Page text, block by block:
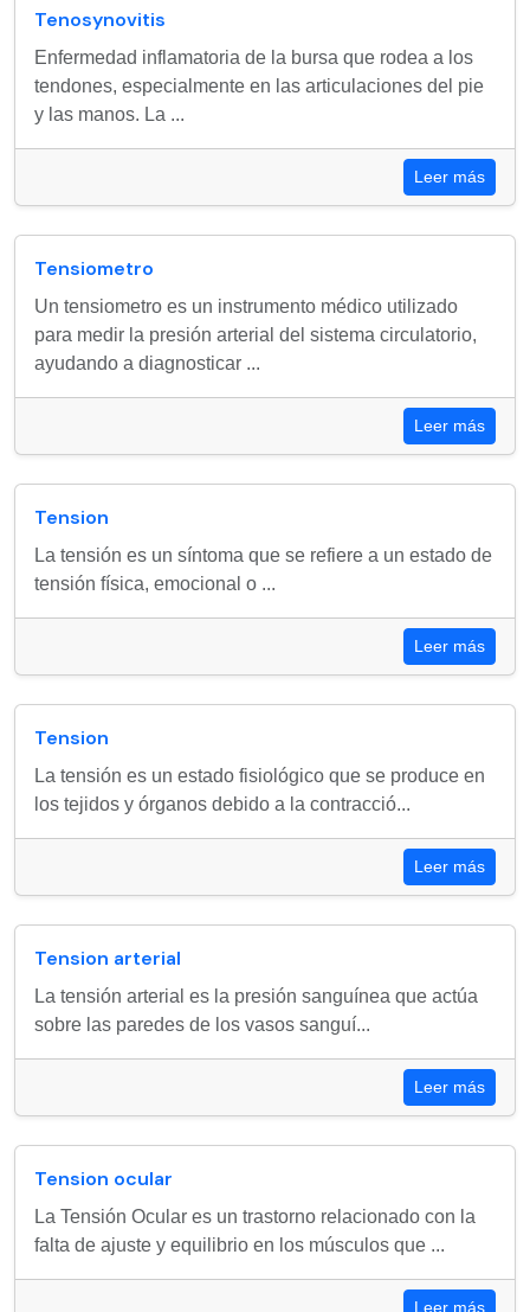
Tenosynovitis
Enfermedad inflamatoria de la bursa que rodea a los
tendones, especialmente en las articulaciones del pie
y las manos. La ...
Leer más
Tensiometro
Un tensiometro es un instrumento médico utilizado
para medir la presión arterial del sistema circulatorio,
ayudando a diagnosticar ...
Leer más
Tension
La tensión es un síntoma que se refiere a un estado de
tensión física, emocional o ...
Leer más
Tension
La tensión es un estado fisiológico que se produce en
los tejidos y órganos debido a la contracció...
Leer más
Tension arterial
La tensión arterial es la presión sanguínea que actúa
sobre las paredes de los vasos sanguí...
Leer más
Tension ocular
La Tensión Ocular es un trastorno relacionado con la
falta de ajuste y equilibrio en los músculos que ...
Leer más